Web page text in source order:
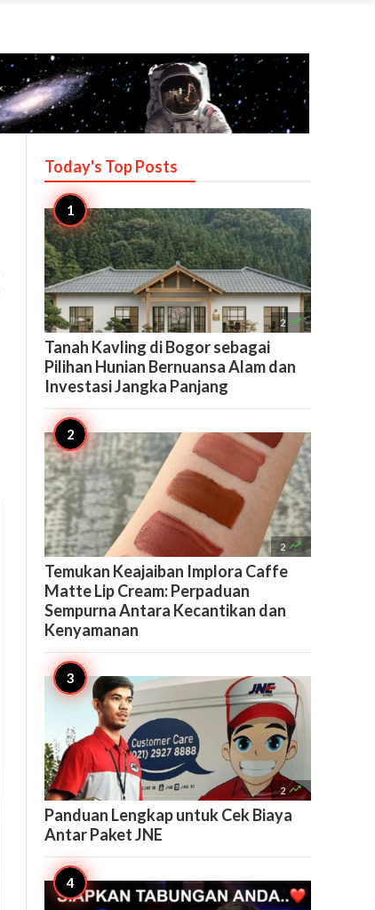
Today's TopPosts
2 
Tanah Kavling di Bogor sebagai
Pilihan Hunian Bernuansa Alam dan
Investasi Jangka Panjang
2 
Temukan Keajaiban Implora Caffe
Matte Lip Cream: Perpaduan
Sempurna Antara Kecantikan dan
Kenyamanan
2 
Panduan Lengkap untuk Cek Biaya
Antar Paket JNE